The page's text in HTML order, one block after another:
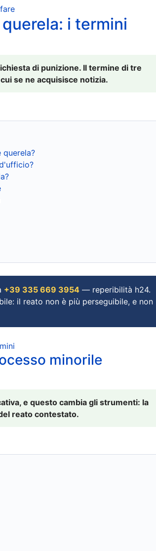
i termini
di punizione. Il termine di tre
se ne acquisisce notizia.
+39 335 669 3954 — reperibilità h24.
il reato non è più perseguibile, e non
minorile
e questo cambia gli strumenti: la
reato contestato.